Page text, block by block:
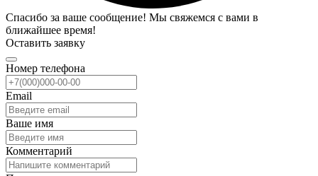
Спасибо за ваше сообщение! Мы свяжемся с вами в
ближайшее время!
Оставить заявку
Номер телефона
Email
Ваше имя
Комментарий